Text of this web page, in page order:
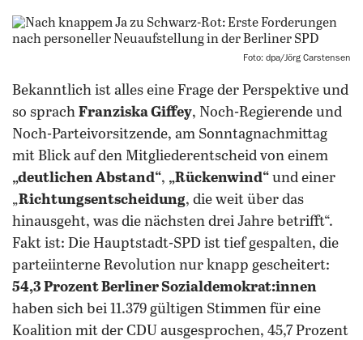
Foto: dpa/Jörg Carstensen
Bekanntlich ist alles eine Frage der Perspektive und
so sprach Franziska Giffey, Noch-Regierende und
Noch-Parteivorsitzende, am Sonntagnachmittag
mit Blick auf den Mitgliederentscheid von einem
„deutlichen Abstand“, „Rückenwind“ und einer
„Richtungsentscheidung, die weit über das
hinausgeht, was die nächsten drei Jahre betrifft“.
Fakt ist: Die Hauptstadt-SPD ist tief gespalten, die
parteiinterne Revolution nur knapp gescheitert:
54,3 Prozent Berliner Sozialdemokrat:innen
haben sich bei 11.379 gültigen Stimmen für eine
Koalition mit der CDU ausgesprochen, 45,7 Prozent